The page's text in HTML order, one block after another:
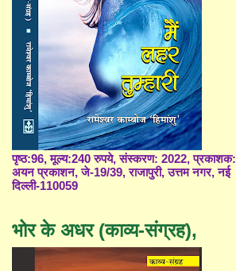
पृष्ठ:96, मूल्य:240 रुपये, संस्करण: 2022, प्रकाशक:
अयन प्रकाशन, जे-19/39, राजापुरी, उत्तम नगर, नई
दिल्ली-110059
भोर के अधर (काव्य-संग्रह),